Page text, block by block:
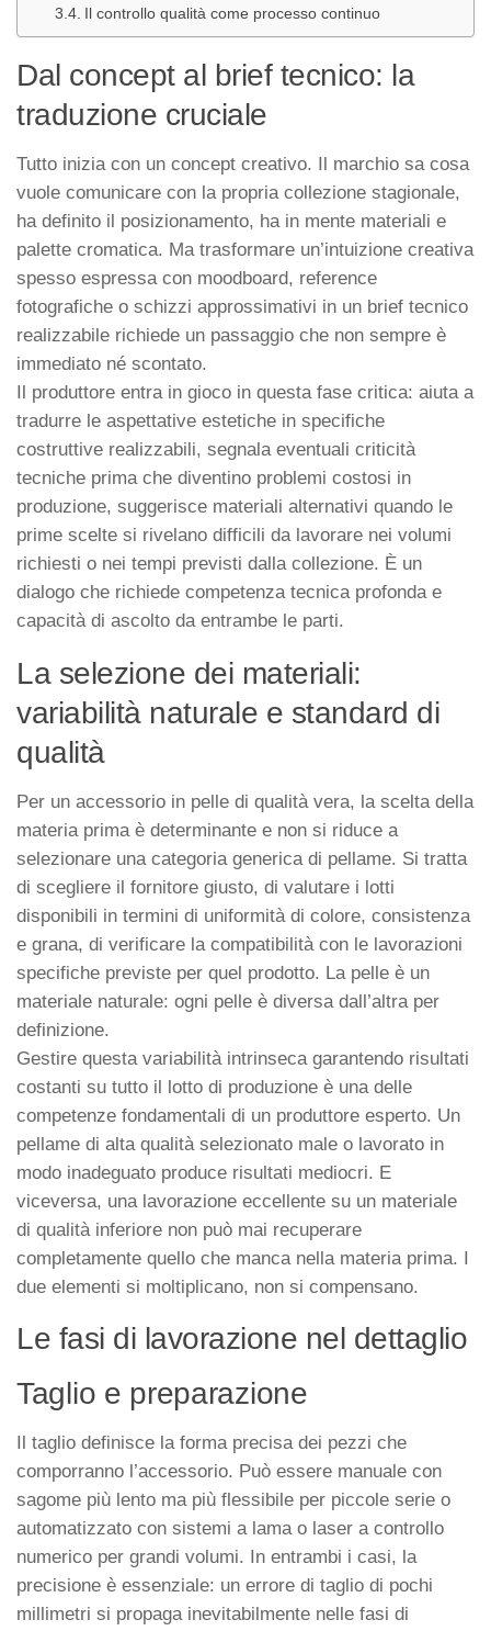
Il controllo qualità come processo continuo
Dal concept al brief tecnico: la
traduzione cruciale
Tutto inizia con un concept creativo. Il marchio sa cosa
vuole comunicare con la propria collezione stagionale,
ha definito il posizionamento, ha in mente materiali e
palette cromatica. Ma trasformare un’intuizione creativa
spesso espressa con moodboard, reference
fotografiche o schizzi approssimativi in un brief tecnico
realizzabile richiede un passaggio che non sempre è
immediato né scontato.
Il produttore entra in gioco in questa fase critica: aiuta a
tradurre le aspettative estetiche in specifiche
costruttive realizzabili, segnala eventuali criticità
tecniche prima che diventino problemi costosi in
produzione, suggerisce materiali alternativi quando le
prime scelte si rivelano difficili da lavorare nei volumi
richiesti o nei tempi previsti dalla collezione. È un
dialogo che richiede competenza tecnica profonda e
capacità di ascolto da entrambe le parti.
La selezione dei materiali:
variabilità naturale e standard di
qualità
Per un accessorio in pelle di qualità vera, la scelta della
materia prima è determinante e non si riduce a
selezionare una categoria generica di pellame. Si tratta
di scegliere il fornitore giusto, di valutare i lotti
disponibili in termini di uniformità di colore, consistenza
e grana, di verificare la compatibilità con le lavorazioni
specifiche previste per quel prodotto. La pelle è un
materiale naturale: ogni pelle è diversa dall’altra per
definizione.
Gestire questa variabilità intrinseca garantendo risultati
costanti su tutto il lotto di produzione è una delle
competenze fondamentali di un produttore esperto. Un
pellame di alta qualità selezionato male o lavorato in
modo inadeguato produce risultati mediocri. E
viceversa, una lavorazione eccellente su un materiale
di qualità inferiore non può mai recuperare
completamente quello che manca nella materia prima. I
due elementi si moltiplicano, non si compensano.
Le fasi di lavorazione nel dettaglio
Taglio e preparazione
Il taglio definisce la forma precisa dei pezzi che
comporranno l’accessorio. Può essere manuale con
sagome più lento ma più flessibile per piccole serie o
automatizzato con sistemi a lama o laser a controllo
numerico per grandi volumi. In entrambi i casi, la
precisione è essenziale: un errore di taglio di pochi
millimetri si propaga inevitabilmente nelle fasi di